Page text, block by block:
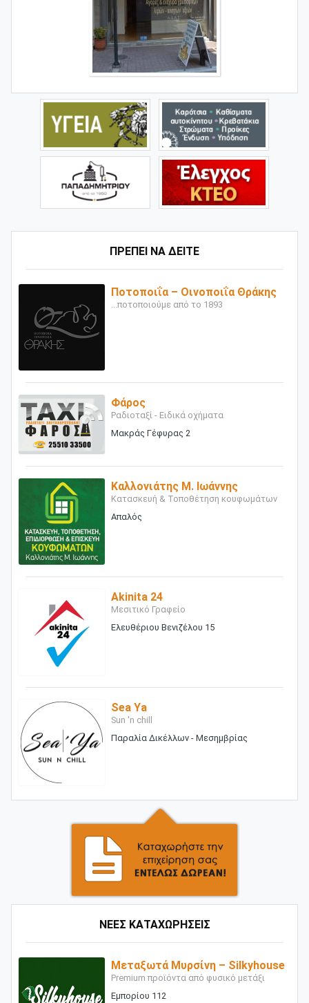
ΠΡΕΠΕΙ ΝΑ ΔΕΙΤΕ
Ποτοποιΐα – Οινοποιΐα Θράκης
...ποτοποιούμε από το 1893
Φάρος
Ραδιοταξί - Ειδικά οχήματα
Μακράς Γέφυρας 2
Καλλονιάτης Μ. Ιωάννης
Κατασκευή & Τοποθέτηση κουφωμάτων
Απαλός
Akinita 24
Μεσιτικό Γραφείο
Ελευθέριου Βενιζέλου 15
Sea Ya
Sun 'n chill
Παραλία Δικέλλων - Μεσημβρίας
ΝΕΕΣ ΚΑΤΑΧΩΡΗΣΕΙΣ
Μεταξωτά Μυρσίνη – Silkyhouse
Premium προϊόντα από φυσικό μετάξι
Εμπορίου 112